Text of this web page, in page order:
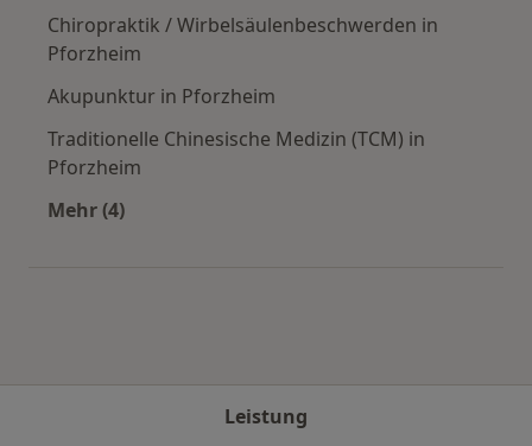
Chiropraktik / Wirbelsäulenbeschwerden in
Pforzheim
Akupunktur in Pforzheim
Traditionelle Chinesische Medizin (TCM) in
Pforzheim
Mehr (4)
Leistung